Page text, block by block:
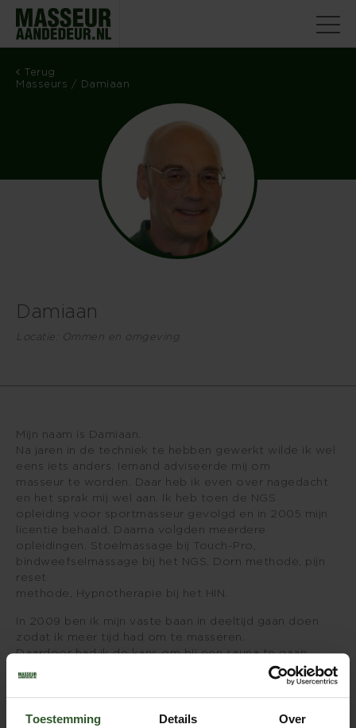
Toestemming Details Over
Terug
Masseurs / Damiaan
Damiaan
Locatie: Ommen en omgeving
Mijn naam is Damiaan.
Na jaren in de techniek te hebben gewerkt wilde ik wel
eens iets anders. Iemand adviseerde mij om
masseur te worden. Daar heb ik even over nagedacht
en het sprak mij wel aan. Ik heb toen de NGS
opleiding voor sportmasseur gevolgd en in 2005 mijn
licentie behaald. Daarna volgden meerdere
opleidingen. Stoelmassage bij Touch-Pro,
bindweefselmassage bij het NGS, Dorn methode, pijn
reset
methode, Hypnotherapie bij het HIN.
In 2009 ben ik mijn vaste baan in deeltijd gaan doen
zodat ik meer tijd had om te masseren.
Daardoor had ik de kans om bij een sauna te gaan
werken waar ik ook meerdere massagetechnieken
heb geleerd. En ik heb jaren als sportmasseur bij een
organisatie gewerkt die bootcamps organiseert.
Sinds enige tijd heb ik mijn vaste baan opgezegd om